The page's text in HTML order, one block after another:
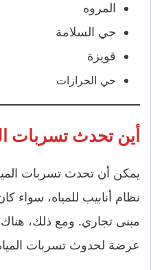
المروه
حي السلامة
قويزة
حي الحرازات
أين تحدث تسربات
يمكن أن تحدث تسربات
نظام أنابيب للمياه، سواء
مبنى تجاري. ومع ذلك، هناك
عرضة لحدوث تسربات